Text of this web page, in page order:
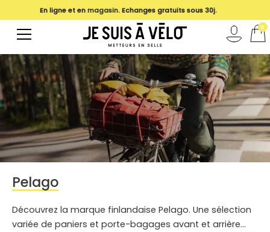
Pelago
Découvrez la marque finlandaise Pelago. Une sélection
variée de paniers et porte-bagages avant et arrière
En ligne et enmagasin. Echanges gratuits sous 30j.
0